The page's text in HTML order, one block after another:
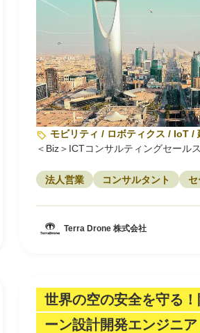
モビリティ / ロボティクス / IoT /
＜Biz＞ICTコンサルティングセールス
法人営業 コンサルタント セ
Terra Drone 株式会社
世界の空の安全を守る
ーン設計開発エンジニア